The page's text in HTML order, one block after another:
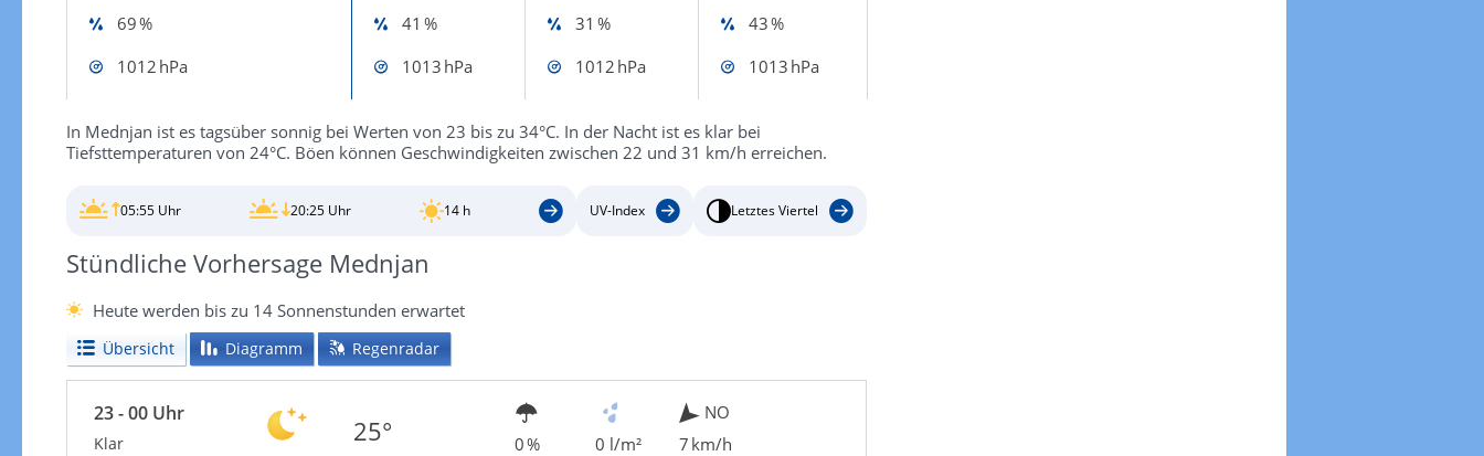
69 %
41 % 31 %
43 %
1012 hPa
1013 hPa 1012 hPa 1013 hPa
In Mednjan ist es tagsüber sonnig bei Werten von 23 bis zu 34°C. In der Nacht ist es klar bei
Tiefsttemperaturen von 24°C. Böen können Geschwindigkeiten zwischen 22 und 31 km/h erreichen.
05:55 Uhr 20:25 Uhr 14 h UV-Index Letztes Viertel
Stündliche Vorhersage Mednjan
Heute werden bis zu 14 Sonnenstunden erwartet
Übersicht Diagramm Regenradar
23 - 00 Uhr
Klar 25° 0 % 0 l/m²
NO
7 km/h